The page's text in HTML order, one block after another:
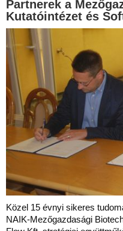
Partnerek a
Kutatóintézet és
Közel 15 évnyi sikeres
NAIK-Mezőgazdasági